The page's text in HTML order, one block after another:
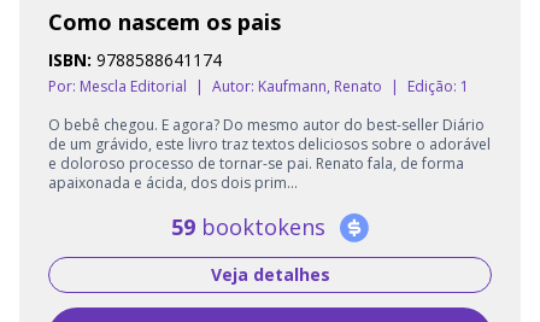
Como nascem os pais
ISBN: 9788588641174
Por: Mescla Editorial | Autor: Kaufmann, Renato |
Edição: 1
O bebê chegou. E agora? Do mesmo autor do best-seller Diário
de um grávido, este livro traz textos deliciosos sobre o adorável
e doloroso processo de tornar-se pai. Renato fala, de forma
apaixonada e ácida, dos dois prim...
59 booktokens
Veja detalhes